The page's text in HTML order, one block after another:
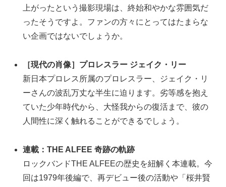
上がったという撮影現場は、終始和やかな雰囲気だ
ったそうですよ。ファンの方々にとってはたまらな
い企画ではないでしょうか。
［現代の肖像］プロレスラー ジェイク・リー
新日本プロレス所属のプロレスラー、ジェイク・リ
ーさんの波乱万丈な半生に迫ります。劣等感を抱え
ていた少年時代から、大怪我からの復活まで、彼の
人間性に深く触れることができるでしょう。
連載：THE ALFEE 奇跡の軌跡
ロックバンドTHE ALFEEの歴史を紐解く本連載。今
回は1979年後編で、再デビュー後の活動や「桜井賢